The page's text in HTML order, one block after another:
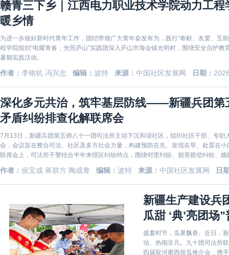
赣青三下乡｜江西电力职业技术学院动力工
暖乡情
为进一步做好新时代青年工作，团结带领广大青年奋发有为，践行“奉献、友爱、互
程学院组织“电耀青春，光照庐山”实践团深入庐山市海会镇光明村，围绕安全自护
暑期实践活动。
作者： 李铭杭 冯兴忠 编辑： 波特 来源： 中国社区发展网 日期：
深化多元共治，筑牢基层防线——新疆兵团第
矛盾纠纷排查化解联席会
7月13日，新疆兵团第五师八十一团司法所主动下沉和谐社区，组织社区干部、专
会，会议旨在整合司法、社区及多方社会力量，构建预防在先、发现在早、处置在
联席会上，司法所干警结合半年来辖区纠纷特点，围绕邻里纠纷、损害赔偿纠纷、
作者： 侯宝成 蒋群方 陶成青 编辑： 波特 来源： 中国社区发展网 日
新疆生产建设兵
瓜甜 ‘典’亮团场
盛夏时节，瓜果飘香。近日，
动、热闹非凡。九十团司法所
四届双河蜜西甜瓜推介会，携